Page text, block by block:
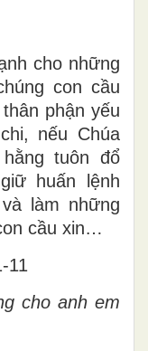
cho những
con cầu
phận yếu
nếu Chúa
tuôn đổ
huấn lệnh
làm những
cầu xin…
11
cho anh em